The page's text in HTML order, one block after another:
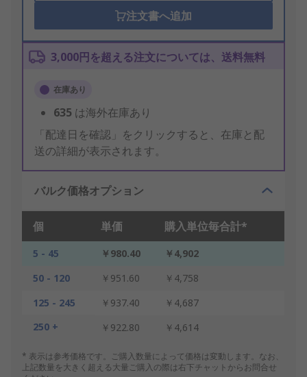
注文書へ追加
3,000円を超える注文については、送料無料
在庫あり
635 は海外在庫あり
「配達日を確認」をクリックすると、在庫と配
送の詳細が表示されます。
バルク価格オプション
個 単価 購入単位毎合計*
5 - 45 ￥980.40
￥4,902
50 - 120
￥951.60
￥4,758
125 - 245
￥937.40
￥4,687
250 +
￥922.80 ￥4,614
* 表示は参考価格です。ご購入数量によって価格は変動します。なお、
上記数量を大きく超える大量ご購入の際は右下チャットからお問合せ